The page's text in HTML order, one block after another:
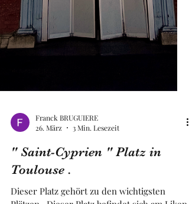
Franck BRUGUIERE
26. März
3 Min. Lesezeit